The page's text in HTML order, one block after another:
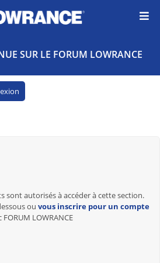
SUR LE FORUM LOWRANCE
sont autorisés à accéder à cette section.
ou vous inscrire pour un compte
FORUM LOWRANCE